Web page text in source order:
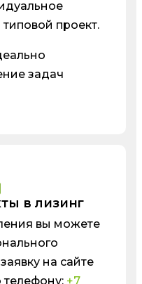
проект.
задач
в лизинг
вы можете
на сайте
телефону: +7